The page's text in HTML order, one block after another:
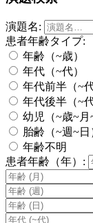
演題名:
患者年齢タイプ:
年齢（~歳）
年代（~代）
年代前半（~
年代後半（~
幼児（~歳~月
胎齢（~週~日
年齢不明
患者年齢（年）: